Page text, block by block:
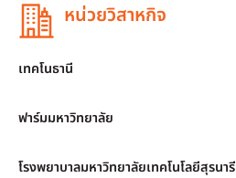
หน่วยวิสาหกิจ
เทคโนธานี
ฟาร์มมหาวิทยาลัย
โรงพยาบาลมหาวิทยาลัยเทคโนโลยีสุรนารี